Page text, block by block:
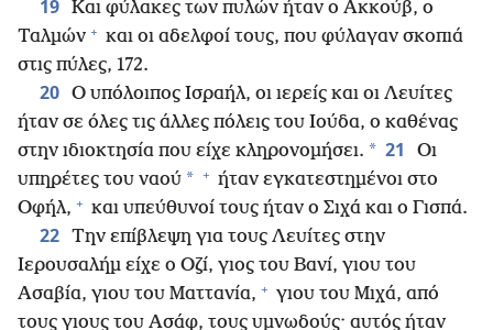
19 Και φύλακες των πυλών ήταν ο Ακκούβ, ο
Ταλμών + και οι αδελφοί τους, που φύλαγαν σκοπιά
στις πύλες, 172.
20 Ο υπόλοιπος Ισραήλ, οι ιερείς και οι Λευίτες
ήταν σε όλες τις άλλες πόλεις του Ιούδα, ο καθένας
στην ιδιοκτησία που είχε κληρονομήσει. * 21
Οι
υπηρέτες του ναού * + ήταν εγκατεστημένοι στο
Οφήλ, + και υπεύθυνοί τους ήταν ο Σιχά και ο Γισπά.
22 Την επίβλεψη για τους Λευίτες στην
Ιερουσαλήμ είχε ο Οζί, γιος του Βανί, γιου του
Ασαβία, γιου του Ματτανία, + γιου του Μιχά, από
τους γιους του Ασάφ, τους υμνωδούς· αυτός ήταν